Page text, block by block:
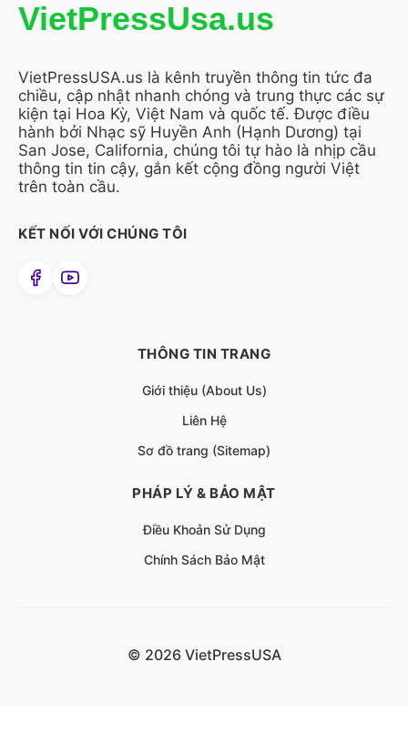
VietPressUsa.us
VietPressUSA.us là kênh truyền thông tin tức đa
chiều, cập nhật nhanh chóng và trung thực các sự
kiện tại Hoa Kỳ, Việt Nam và quốc tế. Được điều
hành bởi Nhạc sỹ Huyền Anh (Hạnh Dương) tại
San Jose, California, chúng tôi tự hào là nhịp cầu
thông tin tin cậy, gắn kết cộng đồng người Việt
trên toàn cầu.
KẾT NỐI VỚI CHÚNG TÔI
THÔNG TIN TRANG
Giới thiệu (About Us)
Liên Hệ
Sơ đồ trang (Sitemap)
PHÁP LÝ & BẢO MẬT
Điều Khoản Sử Dụng
Chính Sách Bảo Mật
© 2026 VietPressUSA